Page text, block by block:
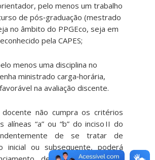
pelo menos um trabalho
de pós‑graduação (mestrado
no âmbito do PPGEco, seja em
pela CAPES;
menos uma disciplina no
ministrado carga‑horária,
na avaliação discente.
não cumpra os critérios
alíneas “a” ou “b” do inciso II do
de se tratar de
inicial ou subsequente, poderá